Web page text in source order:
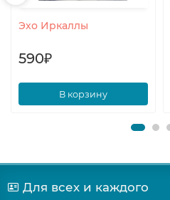
Эхо Иркаллы
590₽
В корзину
Для всех и каждого